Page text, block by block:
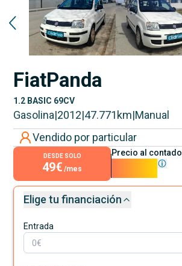
FiatPanda
1.2 BASIC 69CV
Gasolina|2012|47.771 km|Manual
Vendido por particular
DESDE SOLO
49€ /mes
Precio al contado
Elige tu financiación
Entrada